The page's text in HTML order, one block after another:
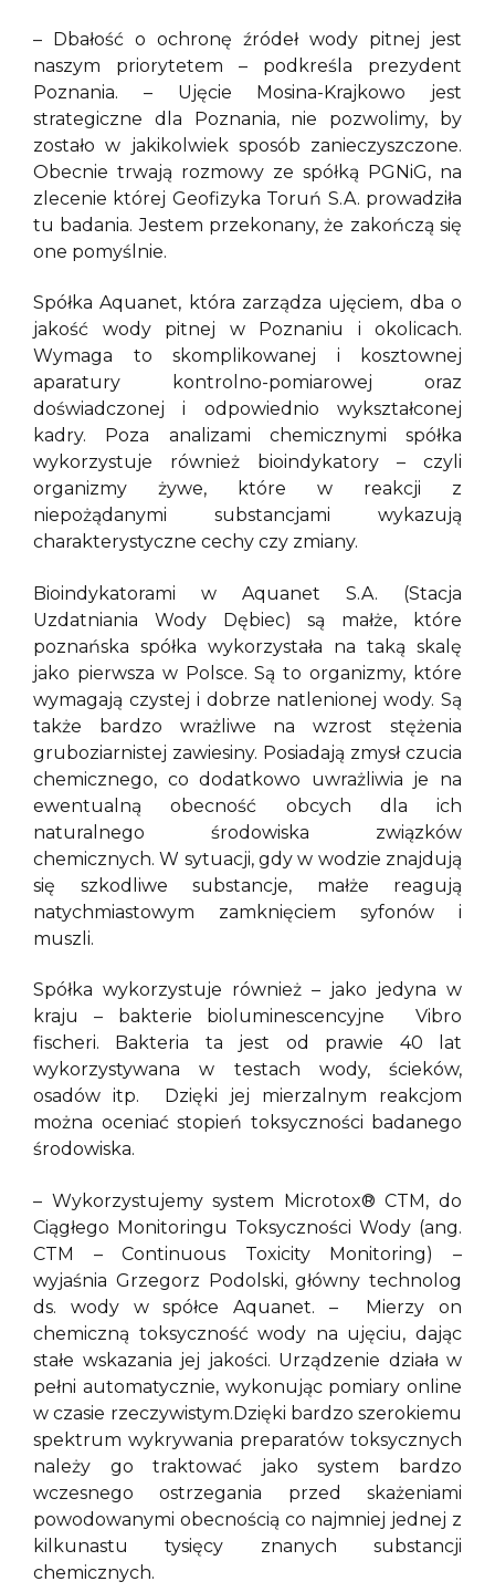
– Dbałość o ochronę źródeł wody pitnej jest
naszym priorytetem – podkreśla prezydent
Poznania. – Ujęcie Mosina-Krajkowo jest
strategiczne dla Poznania, nie pozwolimy, by
zostało w jakikolwiek sposób zanieczyszczone.
Obecnie trwają rozmowy ze spółką PGNiG, na
zlecenie której Geofizyka Toruń S.A. prowadziła
tu badania. Jestem przekonany, że zakończą się
one pomyślnie.
Spółka Aquanet, która zarządza ujęciem, dba o
jakość wody pitnej w Poznaniu i okolicach.
Wymaga to skomplikowanej i kosztownej
aparatury kontrolno-pomiarowej oraz
doświadczonej i odpowiednio wykształconej
kadry. Poza analizami chemicznymi spółka
wykorzystuje również bioindykatory – czyli
organizmy żywe, które w reakcji z
niepożądanymi substancjami wykazują
charakterystyczne cechy czy zmiany.
Bioindykatorami w Aquanet S.A. (Stacja
Uzdatniania Wody Dębiec) są małże, które
poznańska spółka wykorzystała na taką skalę
jako pierwsza w Polsce. Są to organizmy, które
wymagają czystej i dobrze natlenionej wody. Są
także bardzo wrażliwe na wzrost stężenia
gruboziarnistej zawiesiny. Posiadają zmysł czucia
chemicznego, co dodatkowo uwrażliwia je na
ewentualną obecność obcych dla ich
naturalnego środowiska związków
chemicznych. W sytuacji, gdy w wodzie znajdują
się szkodliwe substancje, małże reagują
natychmiastowym zamknięciem syfonów i
muszli.
Spółka wykorzystuje również – jako jedyna w
kraju – bakterie bioluminescencyjne Vibro
fischeri. Bakteria ta jest od prawie 40 lat
wykorzystywana w testach wody, ścieków,
osadów itp. Dzięki jej mierzalnym reakcjom
można oceniać stopień toksyczności badanego
środowiska.
– Wykorzystujemy system Microtox® CTM, do
Ciągłego Monitoringu Toksyczności Wody (ang.
CTM – Continuous Toxicity Monitoring) –
wyjaśnia Grzegorz Podolski, główny technolog
ds. wody w spółce Aquanet. – Mierzy on
chemiczną toksyczność wody na ujęciu, dając
stałe wskazania jej jakości. Urządzenie działa w
pełni automatycznie, wykonując pomiary online
w czasie rzeczywistym.Dzięki bardzo szerokiemu
spektrum wykrywania preparatów toksycznych
należy go traktować jako system bardzo
wczesnego ostrzegania przed skażeniami
powodowanymi obecnością co najmniej jednej z
kilkunastu tysięcy znanych substancji
chemicznych.